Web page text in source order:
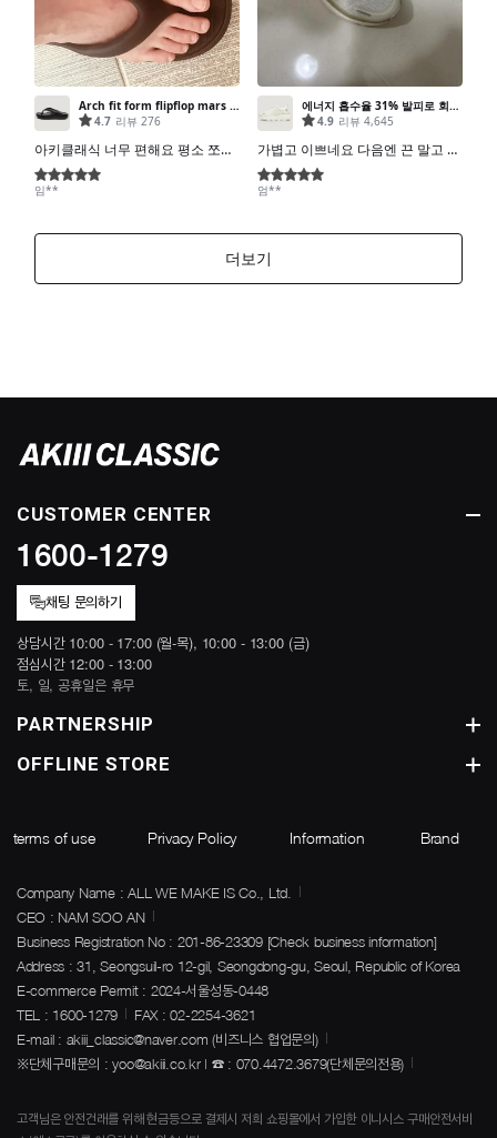
CUSTOMER CENTER
1600-1279
채팅 문의하기
상담시간 10:00 - 17:00 (월-목), 10:00 - 13:00 (금)
점심시간 12:00 - 13:00
토, 일, 공휴일은 휴무
PARTNERSHIP
OFFLINE STORE
terms of use Privacy Policy Information Brand
Company Name : ALL WE MAKE IS Co., Ltd.
CEO : NAM SOO AN
Business Registration No : 201-86-23309 [Check business information]
Address : 31, Seongsuil-ro 12-gil, Seongdong-gu, Seoul, Republic of Korea
E-commerce Permit : 2024-서울성동-0448
TEL : 1600-1279
FAX : 02-2254-3621
E-mail : akiii_classic@naver.com (비즈니스 협업문의)
※단체구매문의 : yoo@akiii.co.kr | ☎ : 070.4472.3679(단체문의전용)
고객님은 안전건래를 위해 현금등으로 결제시 저희 쇼핑몰에서 가입한 이니시스 구매안전서비